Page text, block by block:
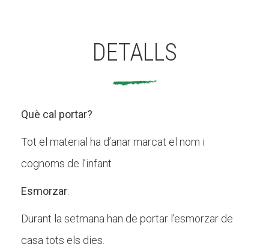
DETALLS
Què cal portar?
Tot el material ha d’anar marcat el nom i
cognoms de l’infant
Esmorzar:
Durant la setmana han de portar l'esmorzar de
casa tots els dies.